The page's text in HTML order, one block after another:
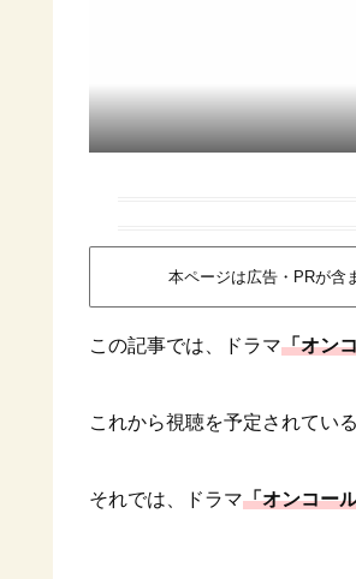
本ページは広告・PRが含
この記事では、ドラマ「オン
これから視聴を予定されてい
それでは、ドラマ「オンコー